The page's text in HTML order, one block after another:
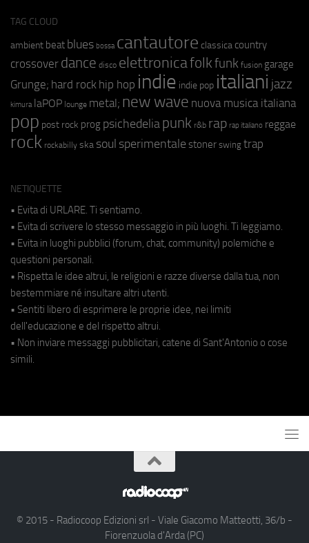
TAG CLOUD
ambient beat blues bossa cantautore classica country
crossover dance disco elettronicafolkfunk fusion garage
Grunge; hard rock hip hop indie indie pop italiani jazz
kimura laPOP lounge metal; new wave nuova musica italiana
pop post rock prog psichedeliapunk r&b rap rap italiano reggae
rock rockabilly ska soul sperimentale stoner swing trap
NETIQUETTE
• Evita di URLARE. Ti sentiamo.
• Evita di scrivere lo stesso messaggio in più luoghi. Ti leggiamo.
• Evita in luoghi pubblici (forum, chat, community) polemiche e
questioni personali.
• Rispetta le idee altrui, le religioni e razze diverse dalla tua, non
bestemmiare né insultare altri utenti.
• Sentiti libero di esprimere le proprie idee, nei limiti
dell'educazione e del rispetto altrui.
• Non inviare messaggi pubblicitari, catene di Sant'Antonio o cose
simili.
© 2015 - Radiocoop Edizioni srl - Viale Giacomo Matteotti, 36/b -
Fiorenzuola d'Arda (PC)